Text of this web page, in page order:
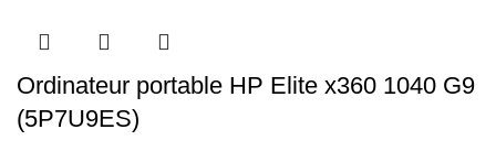
Ordinateur portable HP Elite x360 1040 G9
(5P7U9ES)